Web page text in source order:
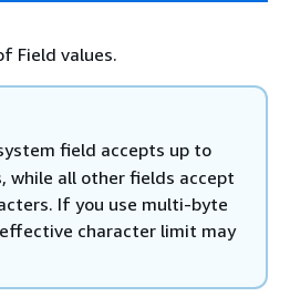
Field values.
field accepts up to
while all other fields accept
If you use multi-byte
character limit may